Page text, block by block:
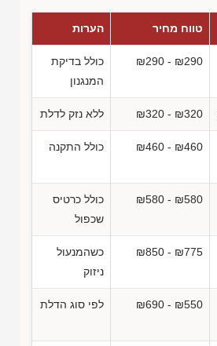
טווח מחיר הערות
₪290 - ₪290
כולל בדיקת
המנגנון
₪320 - ₪320 ללא נזק לדלת
₪460 - ₪460 כולל התקנה
₪580 - ₪580
כולל כרטיס
שכפול
₪850 - ₪775
כשהמנעול
ניזוק
₪690 - ₪550 לפי סוג הדלת